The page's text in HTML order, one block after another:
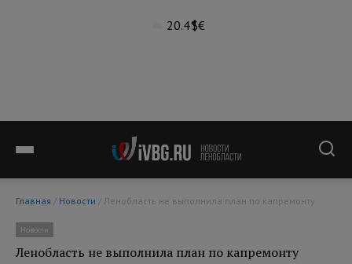
20.4°$€
Главная / Новости / Ленобласть не выполнила план по капремонту
Новости
Ленобласть не выполнила план по капремонту